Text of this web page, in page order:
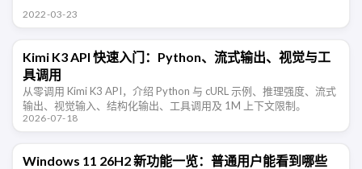
2022-03-23
Kimi K3 API 快速入门：Python、流式输出、视觉与工
具调用
从零调用 Kimi K3 API，介绍 Python 与 cURL 示例、推理强度、流式
输出、视觉输入、结构化输出、工具调用及 1M 上下文限制。
2026-07-18
Windows 11 26H2 新功能一览：普通用户能看到哪些